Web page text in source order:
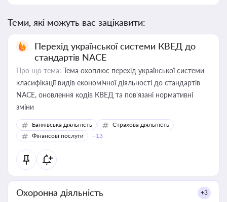
Теми, які можуть вас зацікавити:
Перехід української системи КВЕД до
стандартів NACE
Про що тема: Тема охоплює перехід української системи
класифікації видів економічної діяльності до стандартів
NACE, оновлення кодів КВЕД та пов'язані нормативні
зміни
Банківська діяльність
Страхова діяльність
Фінансові послуги
+13
Охоронна діяльність +3